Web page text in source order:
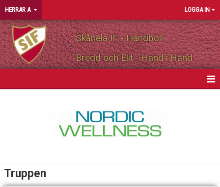
HERRAR A LOGGA IN
Skånela IF - Handboll
Bredd och Elit - Hand i Hand
TRUPPEN
Truppen